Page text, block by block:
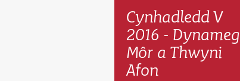
Cynhadledd V
2016 - Dynameg
Môr a Thwyni
Afon